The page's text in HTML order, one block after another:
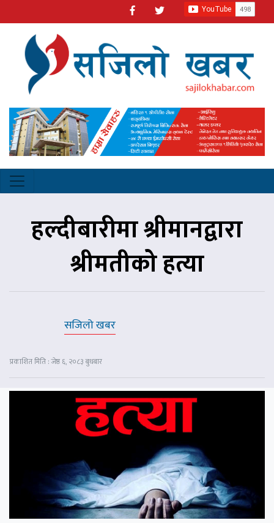
हल्दीबारीमा श्रीमानद्वारा
श्रीमतीको हत्या
सजिलो खबर
प्रकाशित मिति : जेष्ठ ६, २०८३ बुधबार